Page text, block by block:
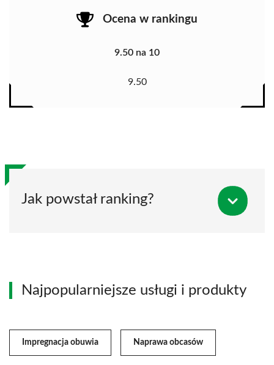
Ocena w rankingu
9.50 na 10
9.50
Jak powstał ranking?
Najpopularniejsze usługi i produkty
Impregnacja obuwia Naprawa obcasów